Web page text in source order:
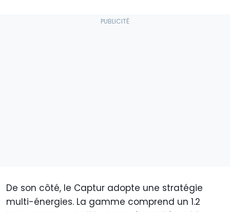
De son côté, le Captur adopte une stratégie
multi-énergies. La gamme comprend un 1.2